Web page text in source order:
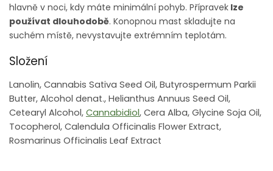
hlavně v noci, kdy máte minimální pohyb. Přípravek lze
používat dlouhodobě. Konopnou mast skladujte na
suchém místě, nevystavujte extrémním teplotám.
Složení
Lanolin, Cannabis Sativa Seed Oil, Butyrospermum Parkii
Butter, Alcohol denat., Helianthus Annuus Seed Oil,
Cetearyl Alcohol, Cannabidiol, Cera Alba, Glycine Soja Oil,
Tocopherol, Calendula Officinalis Flower Extract,
Rosmarinus Officinalis Leaf Extract